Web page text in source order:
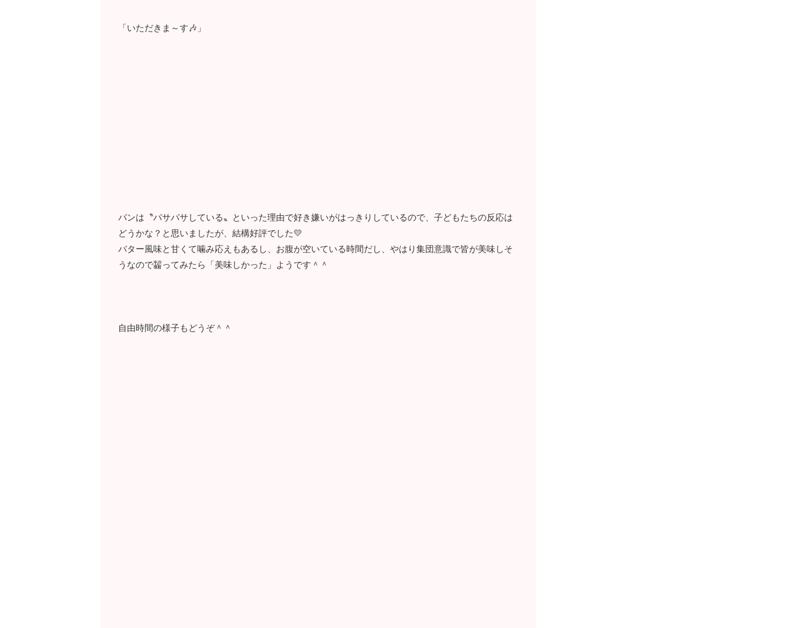
「いただきま～す🎶」
パンは〝パサパサしている〟といった理由で好き嫌いがはっきりしているので、子どもたちの反応は
どうかな？と思いましたが、結構好評でした💛
バター風味と甘くて噛み応えもあるし、お腹が空いている時間だし、やはり集団意識で皆が美味しそ
うなので齧ってみたら「美味しかった」ようです＾＾
自由時間の様子もどうぞ＾＾